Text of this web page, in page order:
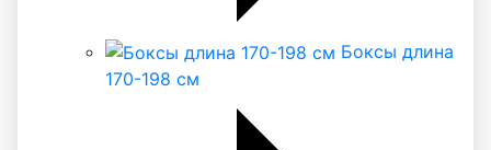
Боксы длина
170-198 см